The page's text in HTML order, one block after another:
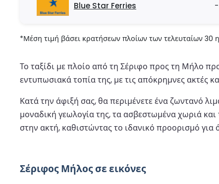
Blue Star Ferries -
*Μέση τιμή βάσει κρατήσεων πλοίων των τελευταίων
Το ταξίδι με πλοίο από τη Σέριφο προς τη Μήλο
εντυπωσιακά τοπία της, με τις απόκρημνες ακτές
Κατά την άφιξή σας, θα περιμένετε ένα ζωντανό
μοναδική γεωλογία της, τα ασβεστωμένα χωριά
στην ακτή, καθιστώντας το ιδανικό προορισμό
Σέριφος Μήλος σε εικόνες